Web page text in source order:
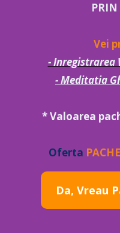
Vei
- Inregistrarea
- Meditatia
* Valoarea
Oferta
Da, Vreau